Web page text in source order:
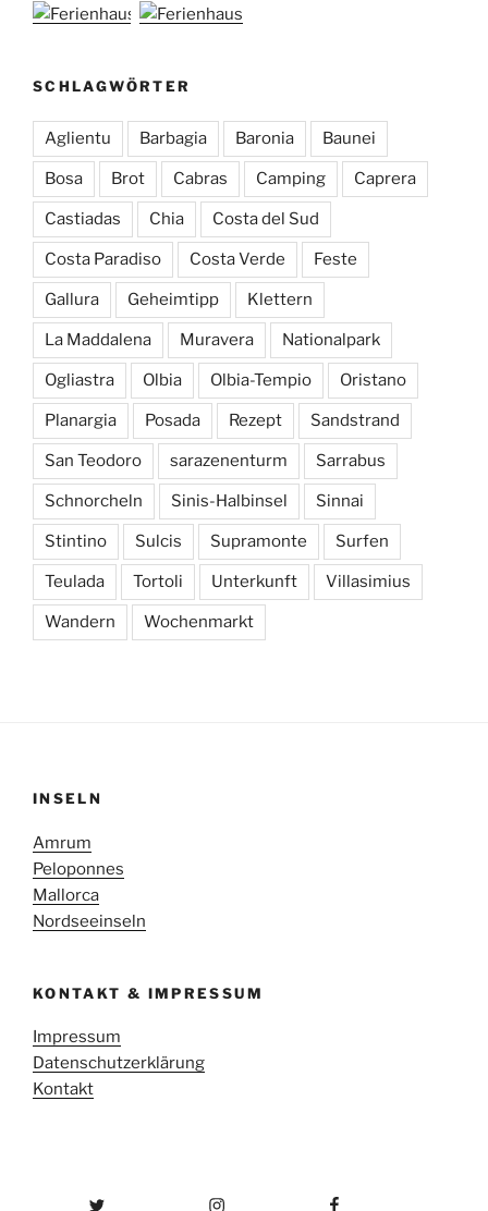
SCHLAGWÖRTER
Aglientu Barbagia Baronia Baunei
Bosa Brot Cabras Camping Caprera
Castiadas Chia Costa del Sud
Costa Paradiso Costa Verde Feste
Gallura Geheimtipp Klettern
La Maddalena Muravera Nationalpark
Ogliastra Olbia Olbia-Tempio Oristano
Planargia Posada Rezept Sandstrand
San Teodoro sarazenenturm Sarrabus
Schnorcheln Sinis-Halbinsel Sinnai
Stintino Sulcis Supramonte Surfen
Teulada Tortoli Unterkunft Villasimius
Wandern Wochenmarkt
INSELN
Amrum
Peloponnes
Mallorca
Nordseeinseln
KONTAKT & IMPRESSUM
Impressum
Datenschutzerklärung
Kontakt